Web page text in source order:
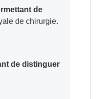
de
de chirurgie.
de distinguer